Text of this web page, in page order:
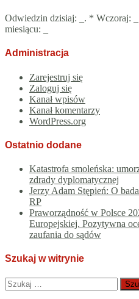
Odwiedzin dzisiaj: . * Wczoraj:
miesiącu:
Administracja
Zarejestruj się
Zaloguj się
Kanał wpisów
Kanał komentarzy
WordPress.org
Ostatnio dodane
Katastrofa smoleńska:
zdrady dyplomatycznej
Jerzy Adam Stępień: O
RP
Praworządność w Polsce
Europejskiej. Pozytywna
zaufania do sądów
Szukaj w witrynie
Szukaj: